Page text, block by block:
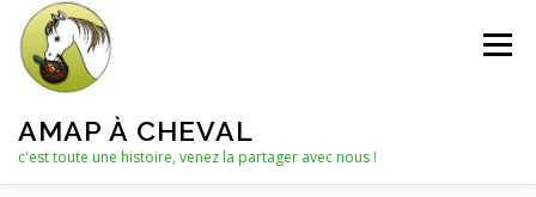
contenu
AMAP À CHEVAL
c'est toute une histoire, venez la partager avec nous !
Menu